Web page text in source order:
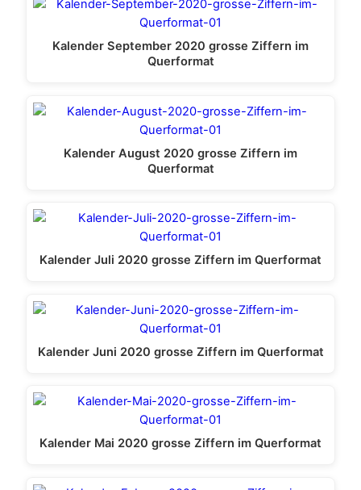
Kalender September 2020 grosse Ziffern im
Querformat
Kalender August 2020 grosse Ziffern im
Querformat
Kalender Juli 2020 grosse Ziffern im Querformat
Kalender Juni 2020 grosse Ziffern im Querformat
Kalender Mai 2020 grosse Ziffern im Querformat